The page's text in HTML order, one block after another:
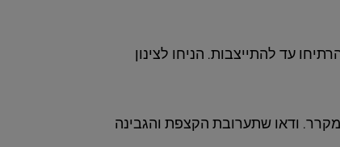
עד להתייצבות. הניחו לצינון
ודאו שתערובת הקצפת והגבינה